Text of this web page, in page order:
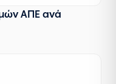
ΑΠΕ ανά